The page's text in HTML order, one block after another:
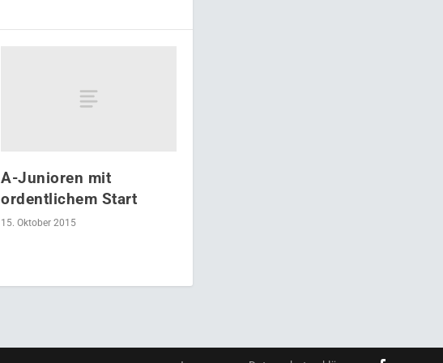
A-Junioren mit
ordentlichem Start
15. Oktober 2015